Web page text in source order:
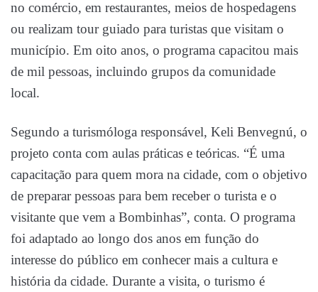
no comércio, em restaurantes, meios de hospedagens
ou realizam tour guiado para turistas que visitam o
município. Em oito anos, o programa capacitou mais
de mil pessoas, incluindo grupos da comunidade
local.
Segundo a turismóloga responsável, Keli Benvegnú, o
projeto conta com aulas práticas e teóricas. “É uma
capacitação para quem mora na cidade, com o objetivo
de preparar pessoas para bem receber o turista e o
visitante que vem a Bombinhas”, conta. O programa
foi adaptado ao longo dos anos em função do
interesse do público em conhecer mais a cultura e
história da cidade. Durante a visita, o turismo é